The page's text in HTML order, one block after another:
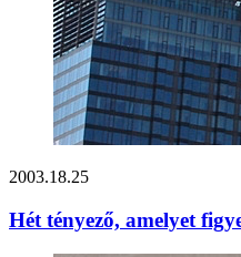
2003.18.25
Hét tényező, amelyet